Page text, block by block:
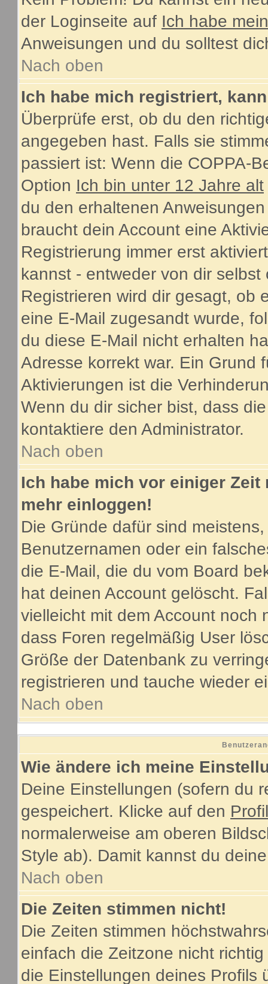
der Loginseite auf Ich habe
Anweisungen und du solltest
Nach oben
Ich habe mich registriert,
Überprüfe erst, ob du den
angegeben hast. Falls sie
passiert ist: Wenn die COPPA-
Option Ich bin unter 12 Jahre alt
du den erhaltenen
braucht dein Account eine
Registrierung immer erst
kannst - entweder von dir
Registrieren wird dir gesagt, ob
eine E-Mail zugesandt wurde,
du diese E-Mail nicht erhalten
Adresse korrekt war. Ein Grund
Aktivierungen ist die
Wenn du dir sicher bist, dass
kontaktiere den Administrator.
Nach oben
Ich habe mich vor einiger
mehr einloggen!
Die Gründe dafür sind
Benutzernamen oder ein
die E-Mail, die du vom Board
hat deinen Account gelöscht.
vielleicht mit dem Account noch
dass Foren regelmäßig User
Größe der Datenbank zu
registrieren und tauche wieder
Nach oben
Wie ändere ich meine
Deine Einstellungen (sofern du
gespeichert. Klicke auf den Profil
normalerweise am oberen
Style ab). Damit kannst du
Nach oben
Die Zeiten stimmen nicht!
Die Zeiten stimmen
einfach die Zeitzone nicht
die Einstellungen deines Profils